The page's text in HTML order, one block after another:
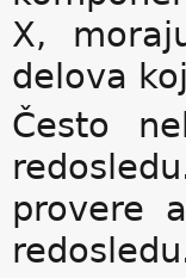
X,
delova
Često
provere